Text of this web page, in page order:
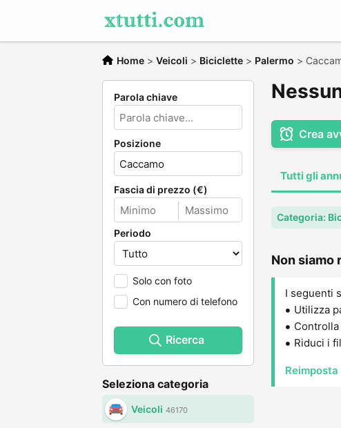
Home > Veicoli > Biciclette > Palermo >
Parola chiave
Posizione
Fascia di prezzo (€)
Periodo
Solo con foto
Con numero di telefono
Ricerca
Seleziona categoria
Veicoli 46170
Crea
Tutti gli
Categoria:
Non siamo
I seguenti
Utilizza
Riduci i